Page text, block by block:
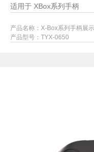
适用于 XBox系列手柄
产品名称：X-Box系列手柄展
产品型号： TYX-0650